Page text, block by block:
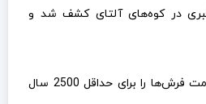
سال 1949 در قبری در کوه‌های آلتای کشف شد و
به همین خاطر مورخان قدمت فرش‌ها را برای حداقل 2500 سال